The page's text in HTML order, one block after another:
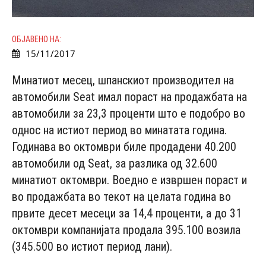
ОБЈАВЕНО НА:
15/11/2017
Минатиот месец, шпанскиот производител на
автомобили Seat имал пораст на продажбата на
автомобили за 23,3 проценти што е подобро во
однос на истиот период во минатата година.
Годинава во октомври биле продадени 40.200
автомобили од Seat, за разлика од 32.600
минатиот октомври. Воедно е извршен пораст и
во продажбата во текот на целата година во
првите десет месеци за 14,4 проценти, а до 31
октомври компанијата продала 395.100 возила
(345.500 во истиот период лани).